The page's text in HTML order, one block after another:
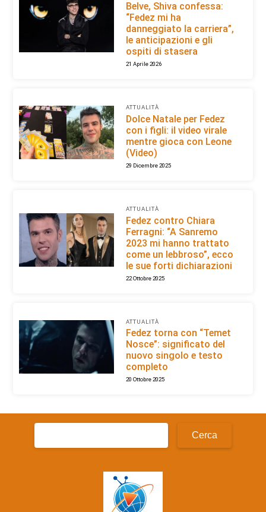
Belve, Shiva confessa:
“Fedez mi ha
danneggiato la carriera”,
le anticipazioni e gli
ospiti di stasera
21 Aprile 2026
ATTUALITÀ
Dolce Natale per Fedez
con i figli: il video virale
mentre gioca con Leone
(Video)
29 Dicembre 2025
ATTUALITÀ
Fedez contro Chiara
Ferragni: “A Sanremo
2023 mi hanno trattato
come un lebbroso”, ecco
le sue forti dichiarazioni
22 Ottobre 2025
ATTUALITÀ
Fedez torna con “Temet
Nosce”: significato del
nuovo singolo e testo
completo
20 Ottobre 2025